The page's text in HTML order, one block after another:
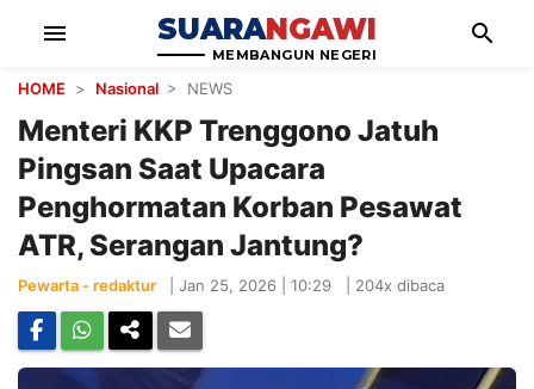
menu SUARANGAWI
MEMBANGUN NEGERI
search
HOME > Nasional > NEWS
Menteri KKP Trenggono Jatuh
Pingsan Saat Upacara
Penghormatan Korban Pesawat
ATR, Serangan Jantung?
Pewarta - redaktur Jan 25, 2026 | 10:29 204x dibaca